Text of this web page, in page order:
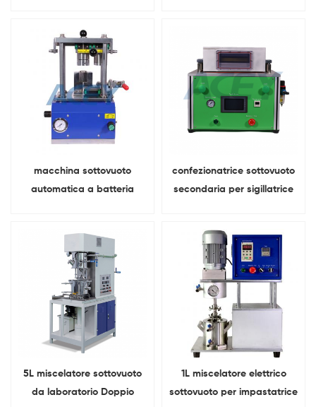
laboratorio
macchina sottovuoto
automatica a batteria
confezionatrice sottovuoto
secondaria per sigillatrice
5L miscelatore sottovuoto
da laboratorio Doppio
1L miscelatore elettrico
sottovuoto per impastatrice